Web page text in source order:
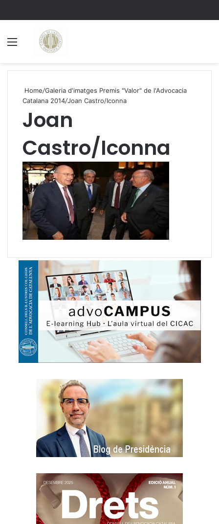
Home/Galeria d'imatges Premis "Valor" de l'Advocacia
Catalana 2014/Joan Castro/Iconna
Joan
Castro/Iconna